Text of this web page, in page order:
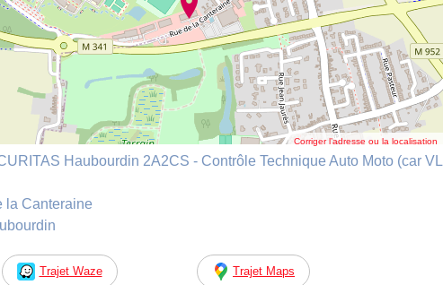
Corriger l’adresse ou la localisation
Haubourdin 2A2CS - Contrôle Technique Auto Moto (car VL
la Canteraine
Trajet Waze Trajet Maps